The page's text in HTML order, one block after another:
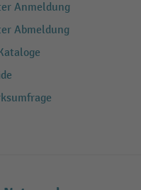
Anmeldung
Abmeldung